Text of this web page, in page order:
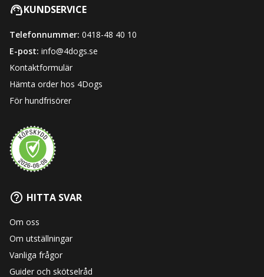
KUNDSERVICE
Telefonnummer: 0418-48 40 10
E-post: info@4dogs.se
Kontaktformulär
Hämta order hos 4Dogs
För hundfrisörer
HITTA SVAR
Om oss
Om utställningar
Vanliga frågor
Guider och skötselråd